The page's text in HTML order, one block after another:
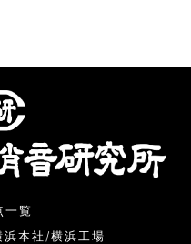
一覧
本社/横浜工場